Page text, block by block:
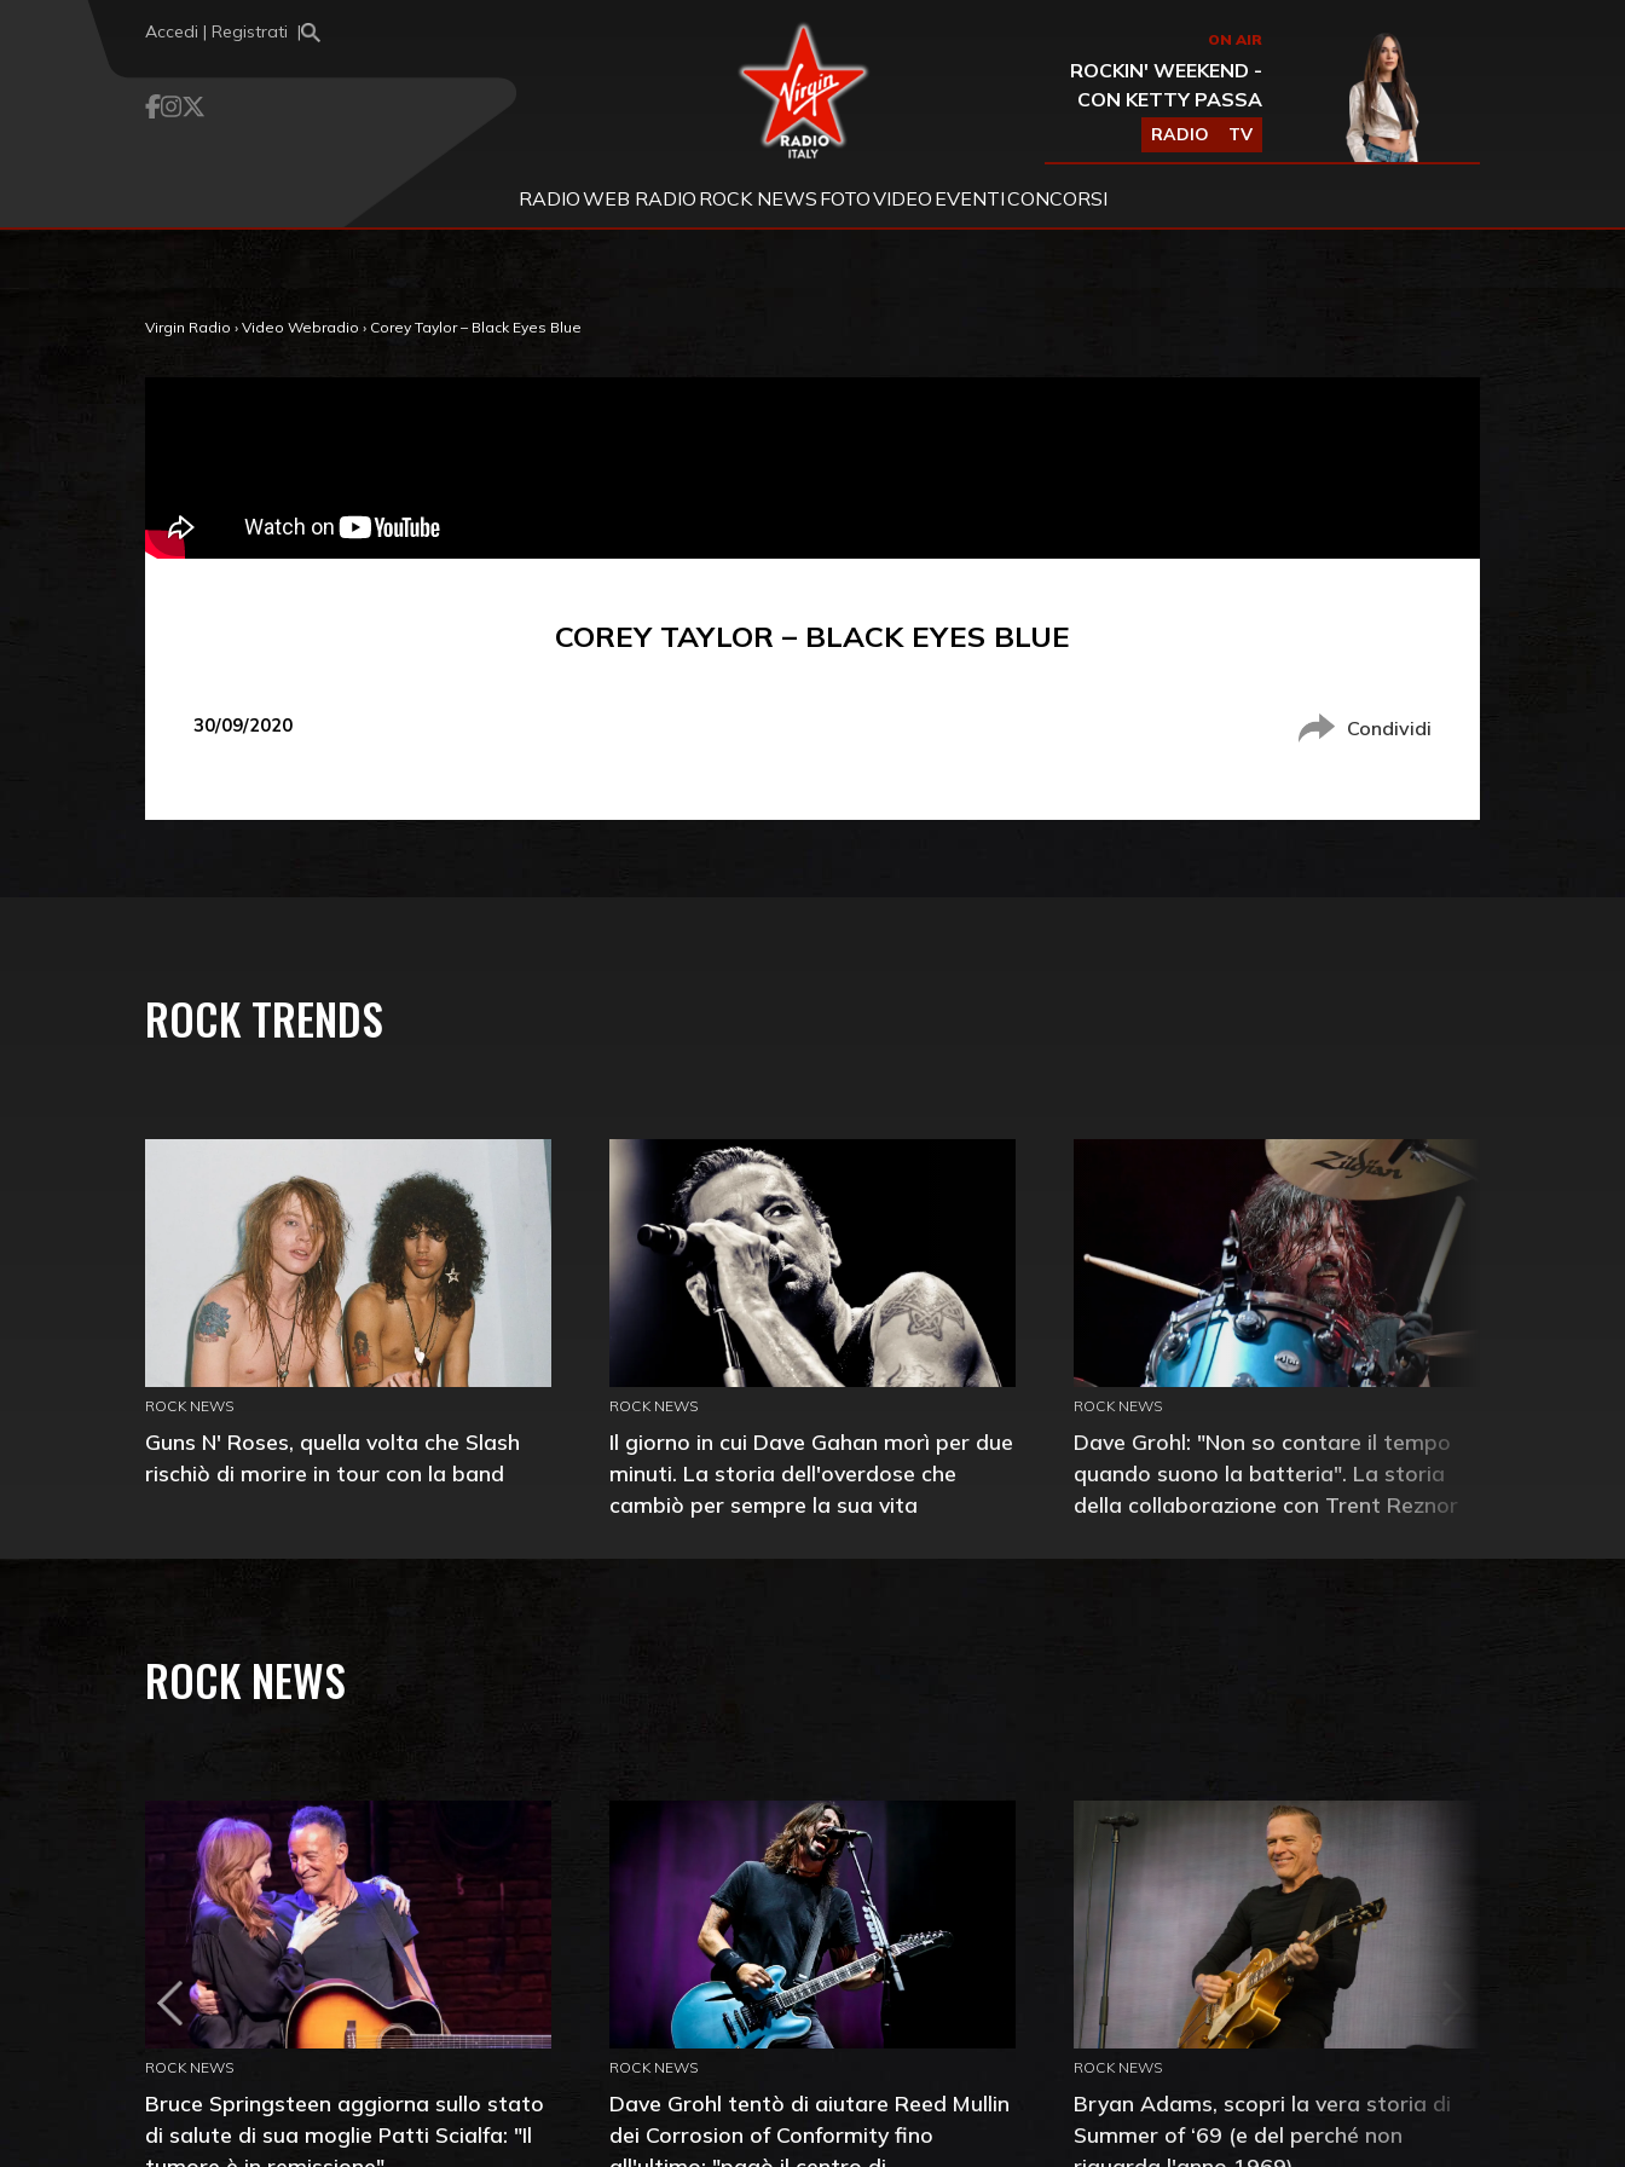
Accedi | Registrati Virgin Radio ON AIR
ROCKIN' WEEKEND -
CON KETTY PASSA
RADIO TV
RADIOWEB RADIO ROCK NEWS FOTOVIDEO EVENTICONCORSI
Virgin Radio › Video Webradio › Corey Taylor – Black Eyes Blue
COREY TAYLOR – BLACK EYES BLUE
30/09/2020 Condividi
ROCK TRENDS
ROCK NEWS
Guns N' Roses, quella volta che Slash
rischiò di morire in tour con la band
ROCK NEWS
Il giorno in cui Dave Gahan morì per due
minuti. La storia dell'overdose che
cambiò per sempre la sua vita
ROCK NEWS
Dave Grohl: "Non so contare il tempo
quando suono la batteria". La storia
della collaborazione con Trent Reznor
ROCK NEWS
ROCK NEWS
Bruce Springsteen aggiorna sullo stato
di salute di sua moglie Patti Scialfa: "Il
ROCK NEWS
Dave Grohl tentò di aiutare Reed Mullin
dei Corrosion of Conformity fino
ROCK NEWS
Bryan Adams, scopri la vera storia di
Summer of ‘69 (e del perché non